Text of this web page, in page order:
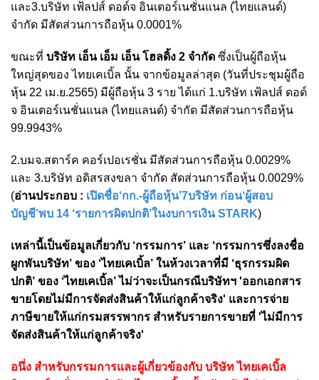
และ3.บริษัท เฟ้ลปส์ ดอด์จ อินเตอร์เนชั่นแนล (ไทยแลนด์)
จำกัด มีสัดส่วนการถือหุ้น 0.0001%
ขณะที่ บริษัท เอ็น เอ็ม เอ็น โฮลดิ้ง 2 จำกัด ซึ่งเป็นผู้ถือหุ้น
ใหญ่สุดของ ไทยเคเบิ้ล นั้น จากข้อมูลล่าสุด (วันที่ประชุมผู้ถือ
หุ้น 22 เม.ย.2565) มีผู้ถือหุ้น 3 ราย ได้แก่ 1.บริษัท เฟ้ลปส์ ดอด์
จ อินเตอร์เนชั่นแนล (ไทยแลนด์) จำกัด มีสัดส่วนการถือหุ้น
99.9943%
2.บมจ.สตาร์ค คอร์เปอเรชั่น มีสัดส่วนการถือหุ้น 0.0029%
และ 3.บริษัท อดิสรสงขลา จำกัด สัดส่วนการถือหุ้น 0.0029%
(อ่านประกอบ : เปิดชื่อ‘กก.-ผู้ถือหุ้น’7บริษัท ก่อน‘ผู้สอบ
บัญชี’พบ 14 ‘รายการผิดปกติ’ในงบการเงิน STARK)
เหล่านี้เป็นข้อมูลเกี่ยวกับ ‘กรรมการ’ และ ‘กรรมการซึ่งลงชื่อ
ผูกพันบริษัท’ ของ ‘ไทยเคเบิ้ล’ ในห้วงเวลาที่มี ‘ธุรกรรมผิด
ปกติ’ ของ ‘ไทยเคเบิ้ล’ ไม่ว่าจะเป็นกรณีบริษัทฯ 'ออกเอกสาร
ขายโดยไม่มีการจัดส่งสินค้าให้แก่ลูกค้าจริง' และการจ่าย
ภาษีขายให้แก่กรมสรรพากร สำหรับรายการขายที่ 'ไม่มีการ
จัดส่งสินค้าให้แก่ลูกค้าจริง'
อนึ่ง สำหรับกรรมการและผู้เกี่ยวข้องกับ บริษัท ไทยเคเบิ้ล